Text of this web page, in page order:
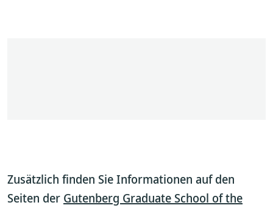
Zusätzlich finden Sie Informationen auf den
Seiten der Gutenberg Graduate School of the